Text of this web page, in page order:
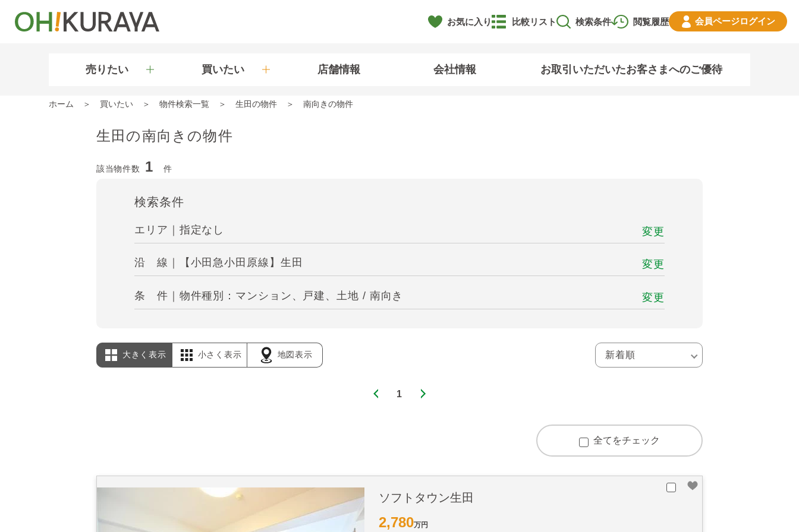
お気に入り 閲覧履歴
比較リスト 検索条件 会員ページログイン
売りたい 買いたい 店舗情報 会社情報 お取引いただいたお客さまへのご優待
ホーム 買いたい 物件検索一覧 生田の物件 南向きの物件
生田の南向きの物件
該当物件数 1 件
検索条件
エリア｜指定なし 変更
沿 線｜【小田急小田原線】生田 変更
条 件｜物件種別：マンション、戸建、土地 / 南向き 変更
大きく表示 小さく表示 地図表示
1
全てをチェック
ソフトタウン生田
2,780万円